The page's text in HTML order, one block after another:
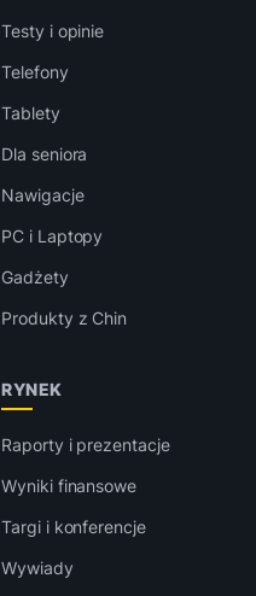
Testy i opinie
Telefony
Tablety
Dla seniora
Nawigacje
PC i Laptopy
Gadżety
Produkty z Chin
RYNEK
Raporty i prezentacje
Wyniki finansowe
Targi i konferencje
Wywiady